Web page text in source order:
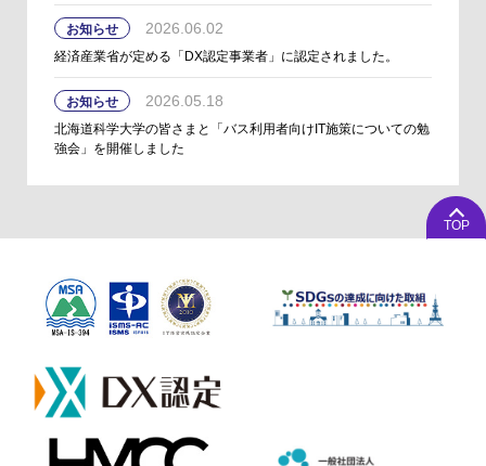
お知らせ 2026.06.02
経済産業省が定める「DX認定事業者」に認定されました。
お知らせ 2026.05.18
北海道科学大学の皆さまと「バス利用者向けIT施策についての勉
強会」を開催しました
TOP